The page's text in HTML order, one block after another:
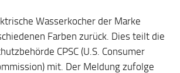
Wasserkocher der Marke
Farben zurück. Dies teilt die
CPSC (U.S. Consumer
mit. Der Meldung zufolge